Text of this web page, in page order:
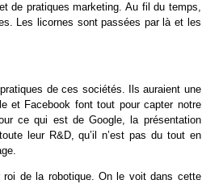
de pratiques marketing. Au fil du temps,
Les licornes sont passées par là et les
de ces sociétés. Ils auraient une
et Facebook font tout pour capter notre
ce qui est de Google, la présentation
leur R&D, qu’il n’est pas du tout en
roi de la robotique. On le voit dans cette